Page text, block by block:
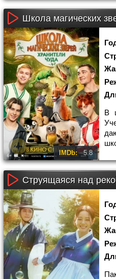
Школа магических
IMDb: 5.8
В
Струящаяся над